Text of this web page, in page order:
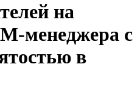
на
менеджера с
в